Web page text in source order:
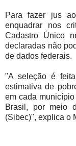
Para fazer jus
enquadrar nos
Cadastro Único
declaradas não
de dados federais.
"A seleção é
estimativa de
em cada
Brasil, por meio
(Sibec)", explica o